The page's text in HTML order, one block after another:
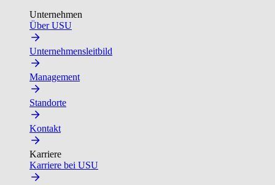
Unternehmen
Über USU
Unternehmensleitbild
Management
Standorte
Kontakt
Karriere
Karriere bei USU